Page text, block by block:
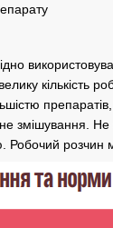
кількість
змішування.
Робочий розчин